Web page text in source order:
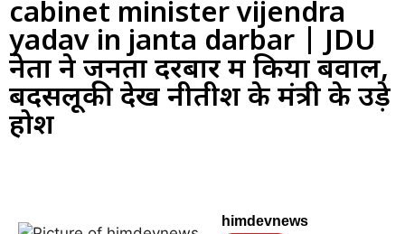
cabinet minister vijendra
yadav in janta darbar | JDU
नेता ने जनता दरबार में किया बवाल,
बदसलूकी देख नीतीश के मंत्री के उड़े
होश
himdevnews